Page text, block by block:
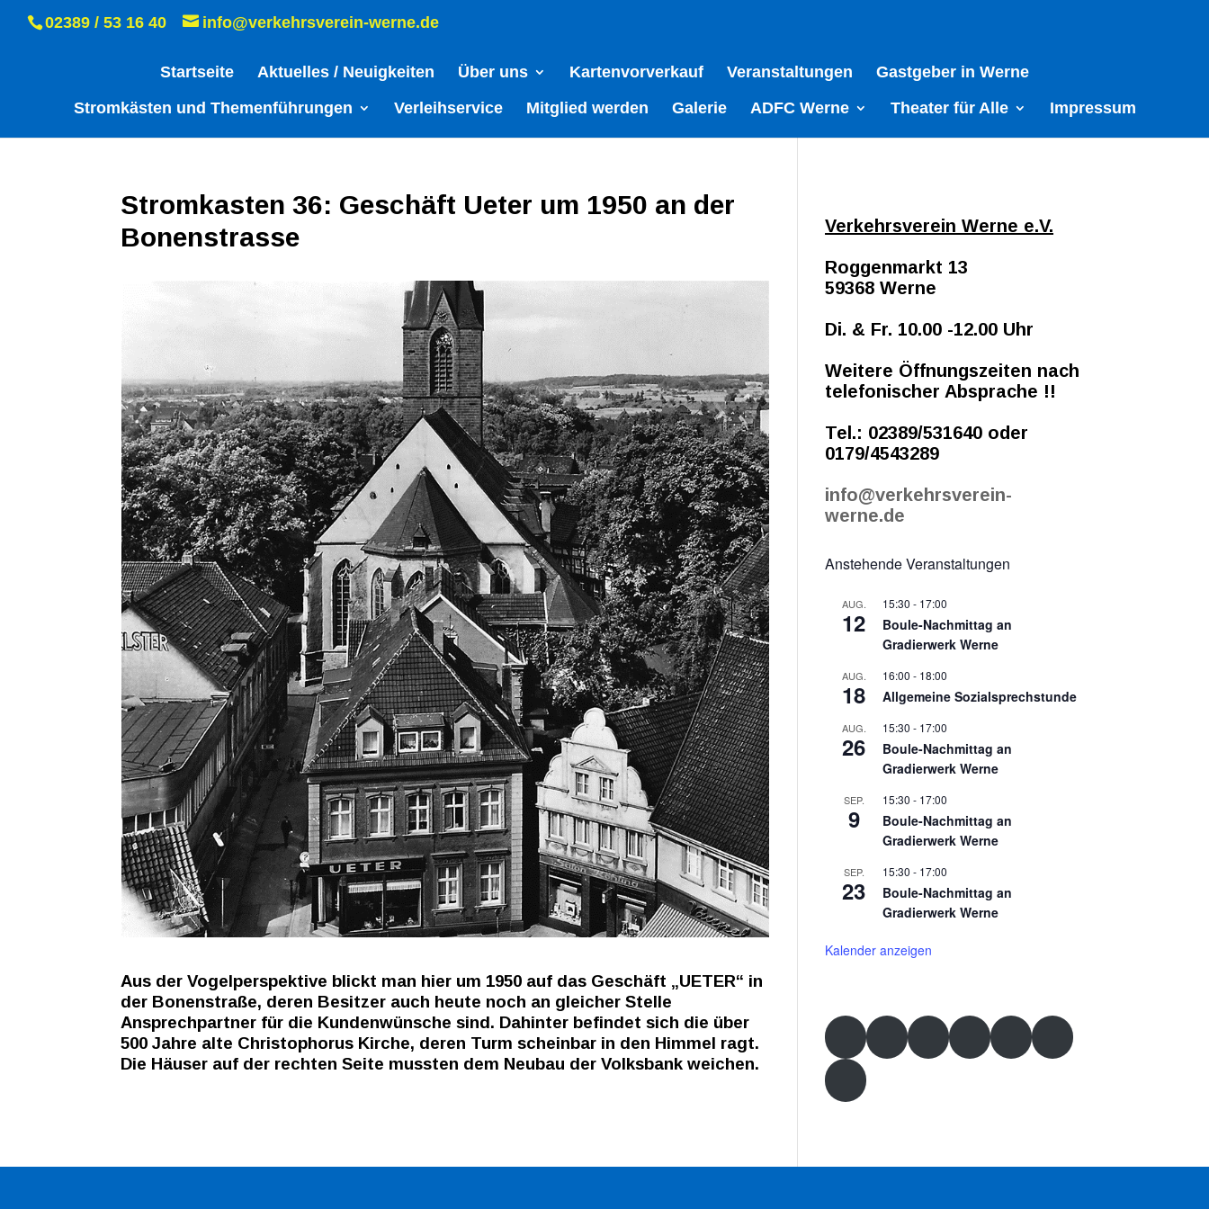
02389 / 53 16 40 info@verkehrsverein-werne.de
Startseite Aktuelles / Neuigkeiten Über uns Kartenvorverkauf Veranstaltungen
Gastgeber in Werne
Stromkästen und Themenführungen
Verleihservice Mitglied werden Galerie ADFC Werne Theater für Alle Impressum
Stromkasten 36: Geschäft Ueter um 1950 an der
Bonenstrasse
Aus der Vogelperspektive blickt man hier um 1950 auf das Geschäft „UETER“ in
der Bonenstraße, deren Besitzer auch heute noch an gleicher Stelle
Ansprechpartner für die Kundenwünsche sind. Dahinter befindet sich die über
500 Jahre alte Christophorus Kirche, deren Turm scheinbar in den Himmel ragt.
Die Häuser auf der rechten Seite mussten dem Neubau der Volksbank weichen.
Verkehrsverein Werne e.V.
Roggenmarkt 13
59368 Werne
Di. & Fr. 10.00 -12.00 Uhr
Weitere Öffnungszeiten nach
telefonischer Absprache !!
Tel.: 02389/531640 oder
0179/4543289
info@verkehrsverein-
werne.de
Anstehende Veranstaltungen
AUG.
12
15:30 - 17:00
Boule-Nachmittag an
Gradierwerk Werne
AUG.
18
16:00 - 18:00
Allgemeine Sozialsprechstunde
AUG.
26
15:30 - 17:00
Boule-Nachmittag an
Gradierwerk Werne
SEP.
9
15:30 - 17:00
Boule-Nachmittag an
Gradierwerk Werne
SEP.
23
15:30 - 17:00
Boule-Nachmittag an
Gradierwerk Werne
Kalender anzeigen